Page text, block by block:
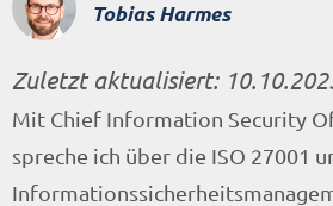
Tobias Harmes
Zuletzt aktualisiert:
Mit Chief Information Security
spreche ich über die ISO 27001